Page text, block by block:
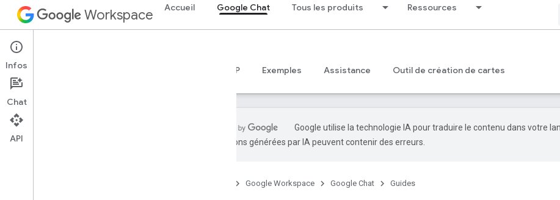
Workspace Accueil Google Chat Tous les produits Ressources
Google Chat
Aperçu Serveur MCP Exemples Assistance Outil de création de cartes
Google utilise la technologie IA pour traduire le contenu dans votre
traductions générées par IA peuvent contenir des erreurs.
Google Workspace Google Chat Guides
Infos
Chat
API